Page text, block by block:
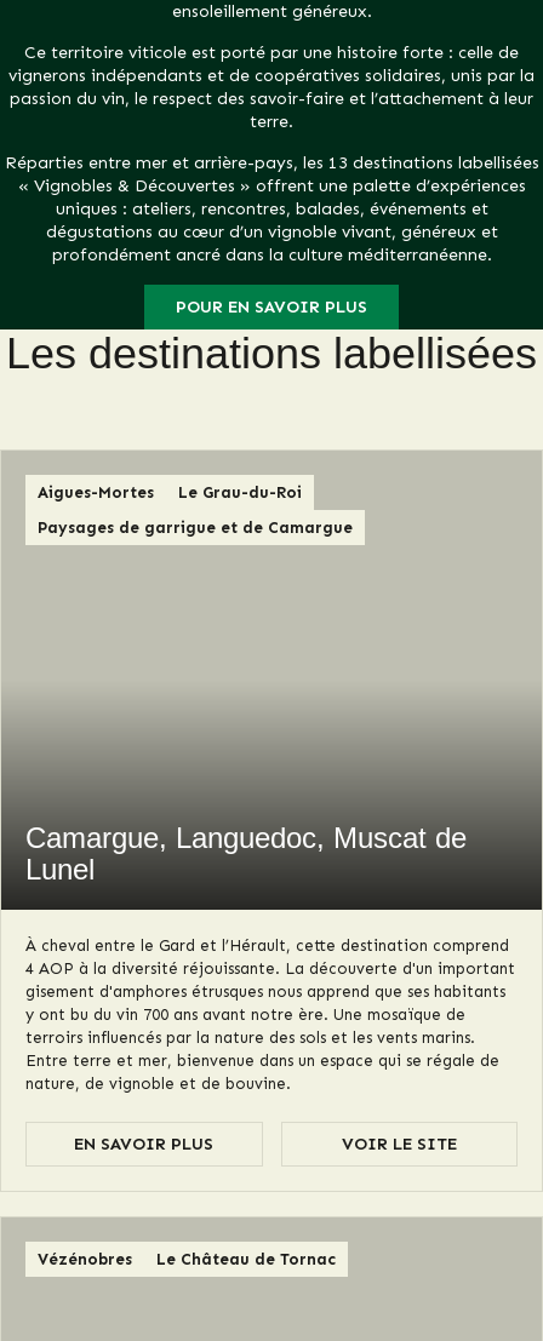
ensoleillement généreux.
Ce territoire viticole est porté par une histoire forte : celle de
vignerons indépendants et de coopératives solidaires, unis par la
passion du vin, le respect des savoir-faire et l’attachement à leur
terre.
Réparties entre mer et arrière-pays, les 13 destinations labellisées
« Vignobles & Découvertes » offrent une palette d’expériences
uniques : ateliers, rencontres, balades, événements et
dégustations au cœur d’un vignoble vivant, généreux et
profondément ancré dans la culture méditerranéenne.
POUR EN SAVOIR PLUS
Les destinations labellisées
Aigues-Mortes
Le Grau-du-Roi
Paysages de garrigue et de Camargue
Camargue, Languedoc, Muscat de
Lunel
À cheval entre le Gard et l’Hérault, cette destination comprend
4 AOP à la diversité réjouissante. La découverte d'un important
gisement d'amphores étrusques nous apprend que ses habitants
y ont bu du vin 700 ans avant notre ère. Une mosaïque de
terroirs influencés par la nature des sols et les vents marins.
Entre terre et mer, bienvenue dans un espace qui se régale de
nature, de vignoble et de bouvine.
EN SAVOIR PLUS VOIR LE SITE
Vézénobres Le Château de Tornac